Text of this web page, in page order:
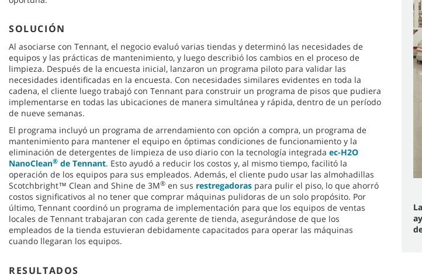
SOLUCIÓN
Al asociarse con Tennant, el negocio evaluó varias tiendas y determinó las necesidades de
equipos y las prácticas de mantenimiento, y luego describió los cambios en el proceso de
limpieza. Después de la encuesta inicial, lanzaron un programa piloto para validar las
necesidades identificadas en la encuesta. Con necesidades similares evidentes en toda la
cadena, el cliente luego trabajó con Tennant para construir un programa de pisos que pudiera
implementarse en todas las ubicaciones de manera simultánea y rápida, dentro de un período
de nueve semanas.
El programa incluyó un programa de arrendamiento con opción a compra, un programa de
mantenimiento para mantener el equipo en óptimas condiciones de funcionamiento y la
eliminación de detergentes de limpieza de uso diario con la tecnología integrada ec-H2O
NanoClean® de Tennant. Esto ayudó a reducir los costos y, al mismo tiempo, facilitó la
operación de los equipos para sus empleados. Además, el cliente pudo usar las almohadillas
Scotchbright™ Clean and Shine de 3M® en sus restregadoras para pulir el piso, lo que ahorró
costos significativos al no tener que comprar máquinas pulidoras de un solo propósito. Por
último, Tennant coordinó un programa de implementación para que los equipos de ventas
locales de Tennant trabajaran con cada gerente de tienda, asegurándose de que los
empleados de la tienda estuvieran debidamente capacitados para operar las máquinas
cuando llegaran los equipos.
RESULTADOS